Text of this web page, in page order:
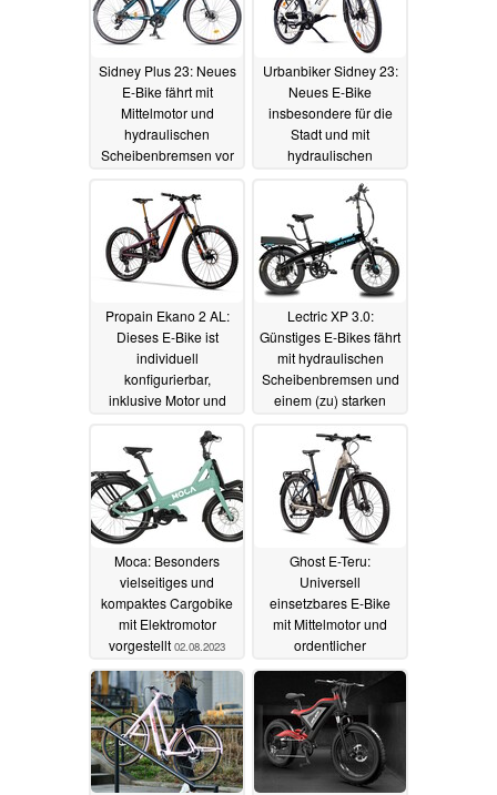
Sidney Plus 23: Neues
E-Bike fährt mit
Mittelmotor und
hydraulischen
Scheibenbremsen vor
Urbanbiker Sidney 23:
Neues E-Bike
insbesondere für die
Stadt und mit
hydraulischen
05.08.2023
Propain Ekano 2 AL:
Dieses E-Bike ist
individuell
konfigurierbar,
inklusive Motor und
Lectric XP 3.0:
Günstiges E-Bikes fährt
mit hydraulischen
Scheibenbremsen und
einem (zu) starken
Moca: Besonders
vielseitiges und
kompaktes Cargobike
mit Elektromotor
vorgestellt 02.08.2023
Ghost E-Teru:
Universell
einsetzbares E-Bike
mit Mittelmotor und
ordentlicher
Ausstattung01.08.2023